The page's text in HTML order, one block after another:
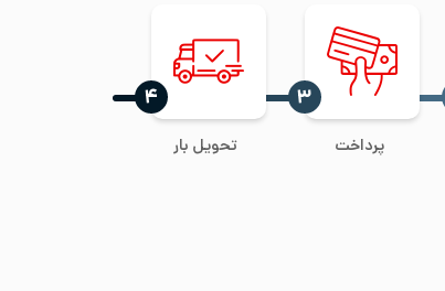
پرداخت
‍۳
تحویل بار
‍۴